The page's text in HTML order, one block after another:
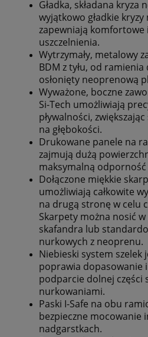
Gładka, składana kryza
wyjątkowo gładkie
zapewniają komfortowe
uszczelnienia.
Wytrzymały, metalowy
BDM z tyłu, od
osłonięty neoprenową
Wyważone, boczne
Si-Tech umożliwiają
pływalności,
na głębokości.
Drukowane panele na
zajmują dużą
maksymalną
Dołączone miękkie
umożliwiają całkowite
na drugą stronę w celu
Skarpety można nosić
skafandra lub
nurkowych z neoprenu.
Niebieski system szelek
poprawia dopasowanie
podparcie dolnej części
nurkowaniami.
Paski I-Safe na obu
bezpieczne mocowanie
nadgarstkach.